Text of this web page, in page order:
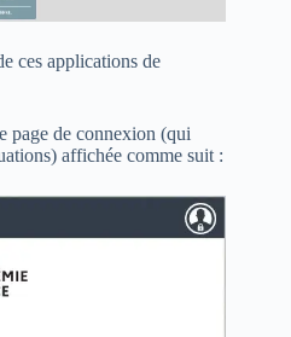
ces applications de
page de connexion (qui
affichée comme suit :